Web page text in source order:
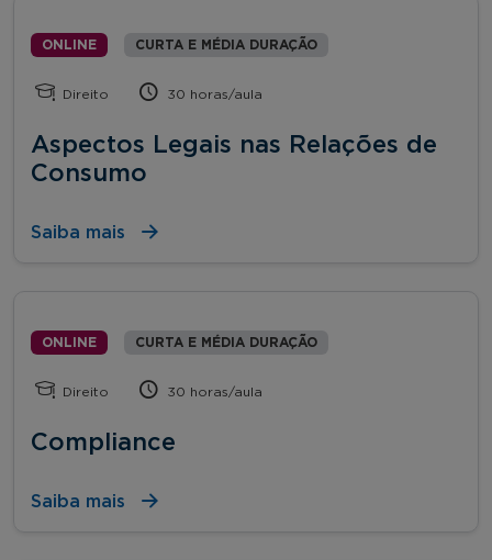
ONLINE CURTA E MÉDIA DURAÇÃO
Direito 30 horas/aula
Aspectos Legais nas Relações de
Consumo
Saiba mais
ONLINE CURTA E MÉDIA DURAÇÃO
Direito 30 horas/aula
Compliance
Saiba mais